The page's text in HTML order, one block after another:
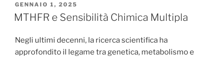
PUBBLICATO
IL
GENNAIO 1, 2025
MTHFR e Sensibilità Chimica Multipla
Negli ultimi decenni, la ricerca scientifica ha
approfondito il legame tra genetica, metabolismo e